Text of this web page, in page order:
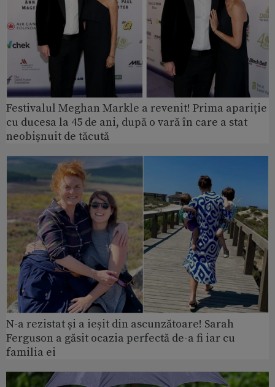
Festivalul Meghan Markle a revenit! Prima apariție
cu ducesa la 45 de ani, după o vară în care a stat
neobișnuit de tăcută
N-a rezistat și a ieșit din ascunzătoare! Sarah
Ferguson a găsit ocazia perfectă de-a fi iar cu
familia ei